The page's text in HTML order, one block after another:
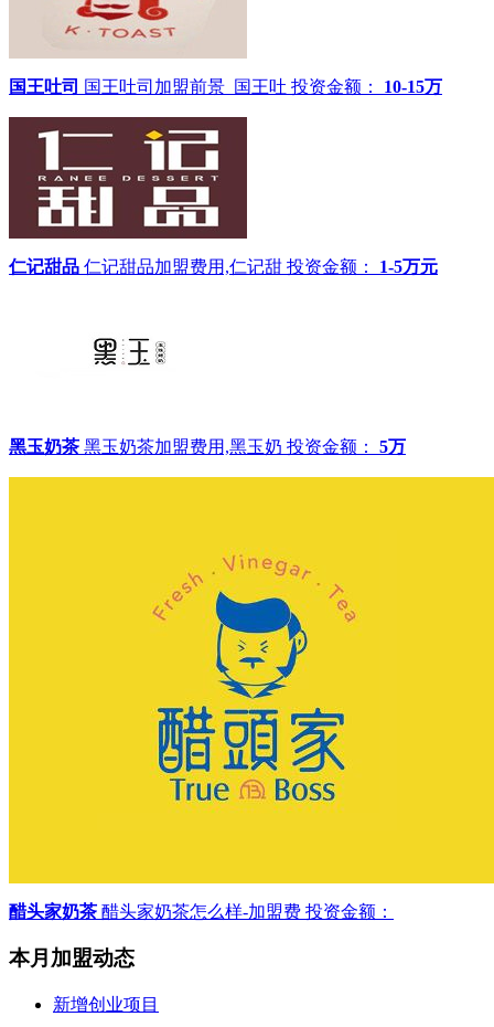
国王吐司 国王吐司加盟前景_国王吐 投资金额： 10-15万
仁记甜品 仁记甜品加盟费用,仁记甜 投资金额： 1-5万元
黑玉奶茶 黑玉奶茶加盟费用,黑玉奶 投资金额： 5万
醋头家奶茶 醋头家奶茶怎么样-加盟费 投资金额：
本月加盟动态
新增创业项目